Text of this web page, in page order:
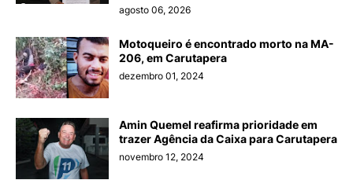
agosto 06, 2026
Motoqueiro é encontrado morto na MA-
206, em Carutapera
dezembro 01, 2024
Amin Quemel reafirma prioridade em
trazer Agência da Caixa para Carutapera
novembro 12, 2024